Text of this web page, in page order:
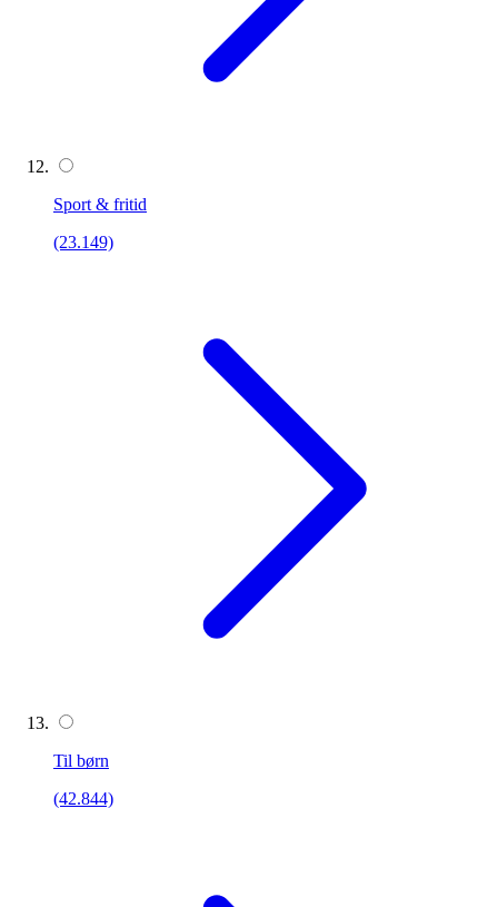
Sport & fritid
(23.149)
Til børn
(42.844)